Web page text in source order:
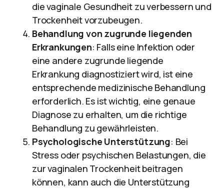
die vaginale Gesundheit zu verbessern und
Trockenheit vorzubeugen.
Behandlung von zugrunde liegenden
Erkrankungen: Falls eine Infektion oder
eine andere zugrunde liegende
Erkrankung diagnostiziert wird, ist eine
entsprechende medizinische Behandlung
erforderlich. Es ist wichtig, eine genaue
Diagnose zu erhalten, um die richtige
Behandlung zu gewährleisten.
Psychologische Unterstützung: Bei
Stress oder psychischen Belastungen, die
zur vaginalen Trockenheit beitragen
können, kann auch die Unterstützung